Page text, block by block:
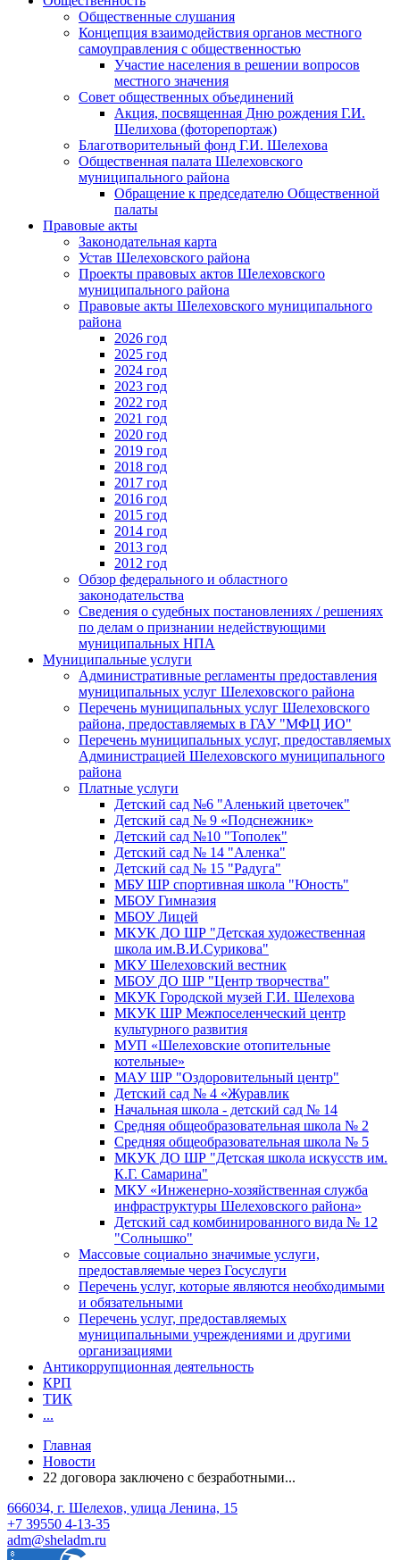
Общественные слушания
Концепция взаимодействия органов местного
самоуправления с общественностью
Участие населения в решении вопросов
местного значения
Совет общественных объединений
Акция, посвященная Дню рождения Г.И.
Шелихова (фоторепортаж)
Благотворительный фонд Г.И. Шелехова
Общественная палата Шелеховского
муниципального района
Обращение к председателю Общественной
палаты
Правовые акты
Законодательная карта
Устав Шелеховского района
Проекты правовых актов Шелеховского
муниципального района
Правовые акты Шелеховского муниципального
района
2026 год
2025 год
2024 год
2023 год
2022 год
2021 год
2020 год
2019 год
2018 год
2017 год
2016 год
2015 год
2014 год
2013 год
2012 год
Обзор федерального и областного
законодательства
Сведения о судебных постановлениях / решениях
по делам о признании недействующими
муниципальных НПА
Муниципальные услуги
Административные регламенты предоставления
муниципальных услуг Шелеховского района
Перечень муниципальных услуг Шелеховского
района, предоставляемых в ГАУ "МФЦ ИО"
Перечень муниципальных услуг, предоставляемых
Администрацией Шелеховского муниципального
района
Платные услуги
Детский сад №6 "Аленький цветочек"
Детский сад № 9 «Подснежник»
Детский сад №10 "Тополек"
Детский сад № 14 "Аленка"
Детский сад № 15 "Радуга"
МБУ ШР спортивная школа "Юность"
МБОУ Гимназия
МБОУ Лицей
МКУК ДО ШР "Детская художественная
школа им.В.И.Сурикова"
МКУ Шелеховский вестник
МБОУ ДО ШР "Центр творчества"
МКУК Городской музей Г.И. Шелехова
МКУК ШР Межпоселенческий центр
культурного развития
МУП «Шелеховские отопительные
котельные»
МАУ ШР "Оздоровительный центр"
Детский сад № 4 «Журавлик
Начальная школа - детский сад № 14
Средняя общеобразовательная школа № 2
Средняя общеобразовательная школа № 5
МКУК ДО ШР "Детская школа искусств им.
К.Г. Самарина"
МКУ «Инженерно-хозяйственная служба
инфраструктуры Шелеховского района»
Детский сад комбинированного вида № 12
"Солнышко"
Массовые социально значимые услуги,
предоставляемые через Госуслуги
Перечень услуг, которые являются необходимыми
и обязательными
Перечень услуг, предоставляемых
муниципальными учреждениями и другими
организациями
Антикоррупционная деятельность
КРП
ТИК
...
Главная
Новости
22 договора заключено с безработными...
666034, г. Шелехов, улица Ленина, 15
+7 39550 4-13-35
adm@sheladm.ru